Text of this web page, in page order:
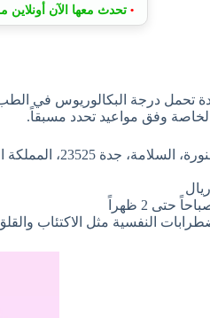
• تحدث معها الآن أونلاين
تحمل درجة البكالوريوس في
وفق مواعيد تحدد مسبقاً.
المملكة العربية السعودية.
النفسية مثل الاكتئاب